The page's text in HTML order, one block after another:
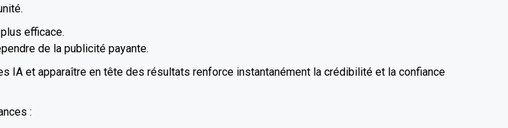
efficace.
de la publicité payante.
IA et apparaître en tête des résultats renforce instantanément la crédibilité et la confiance
: